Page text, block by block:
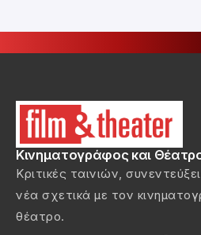
Κινηματογράφος και
Κριτικές ταινιών,
νέα σχετικά με τον
θέατρο.